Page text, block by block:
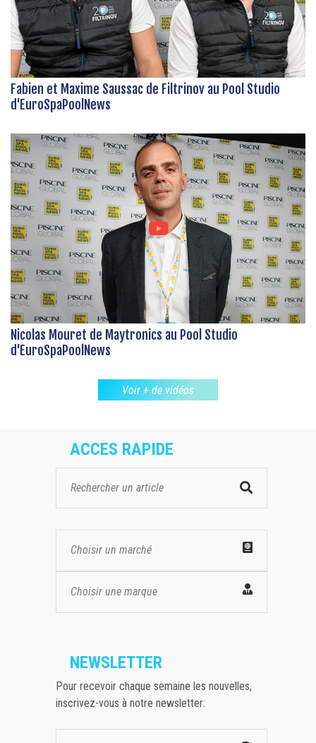
Fabien et Maxime Saussac de Filtrinov au Pool Studio
d'EuroSpaPoolNews
Nicolas Mouret de Maytronics au Pool Studio
d'EuroSpaPoolNews
Voir + de vidéos
ACCES RAPIDE
Choisir un marché
Choisir une marque
NEWSLETTER
Pour recevoir chaque semaine les nouvelles,
inscrivez-vous à notre newsletter: